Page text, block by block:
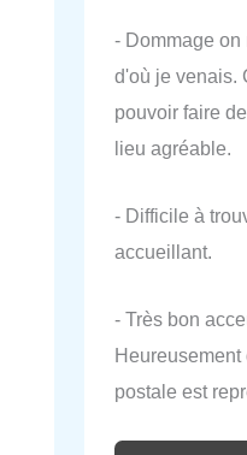
- Dommage on
d'où je venais.
pouvoir faire
lieu agréable.
- Difficile à
accueillant.
- Très bon
postale est